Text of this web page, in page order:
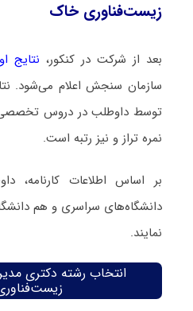
زیست‌فناوری خاک
بعد از شرکت در کنکور، نتایج
سازمان سنجش اعلام می‌شود.
توسط داوطلب در دروس
نمره تراز و نیز رتبه است.
بر اساس اطلاعات کارنامه،
دانشگاه‌های سراسری و هم
نمایند.
انتخاب رشته دکتری